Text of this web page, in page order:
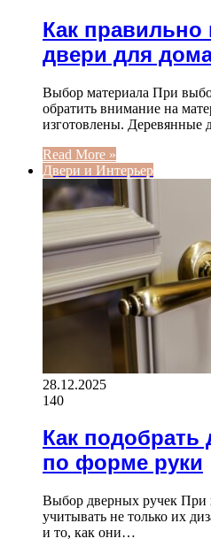
Как правильно
двери для
Выбор материала При
обратить внимание на
изготовлены. Деревянные
Read More »
Двери и Интерьер
28.12.2025
140
Как подобрать
по форме руки
Выбор дверных ручек При
учитывать не только их
и то, как они…